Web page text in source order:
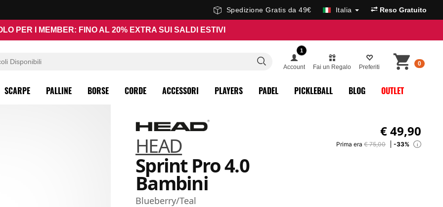
Spedizione Gratis da 49€ Italia Reso Gratuito
PER I MEMBER: FINO AL 20% EXTRA SUI SALDI ESTIVI
1
Account Fai un Regalo Preferiti 0
SCARPE PALLINE BORSE CORDE ACCESSORI PLAYERS PADEL PICKLEBALL BLOG OUTLET
HEAD
Sprint Pro 4.0
Bambini
Blueberry/Teal
€49,90
Prima era € 75,00 -33% i